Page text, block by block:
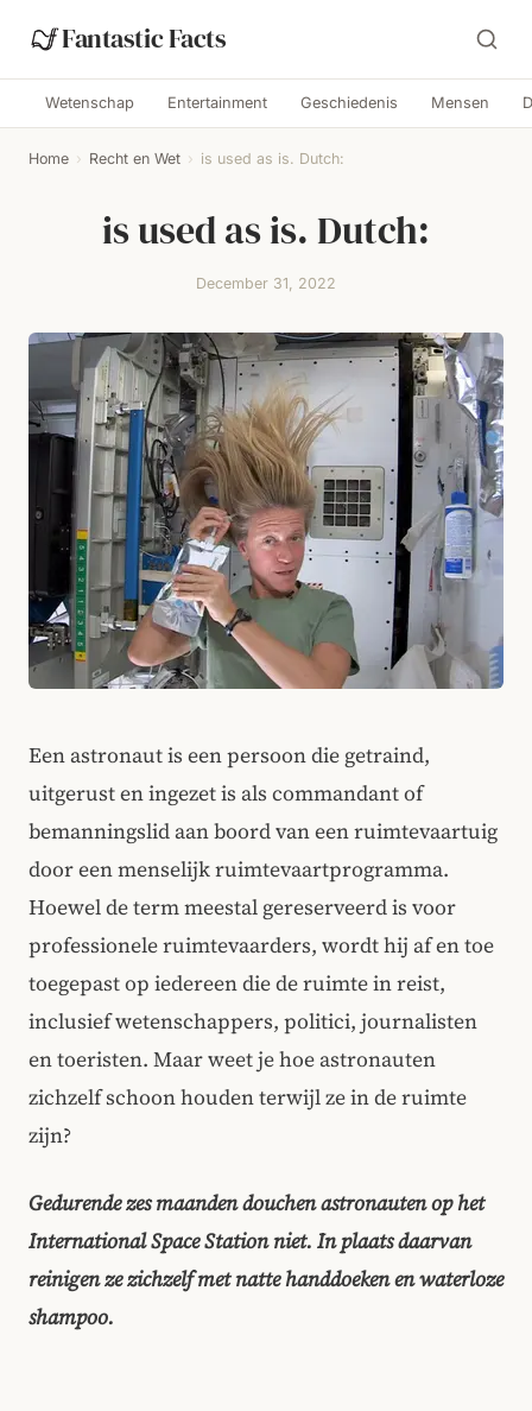
Fantastic Facts
Wetenschap Entertainment Geschiedenis Mensen
Home › Recht en Wet › is used as is. Dutch:
is used as is. Dutch:
December 31, 2022
Een astronaut is een persoon die getraind,
uitgerust en ingezet is als commandant of
bemanningslid aan boord van een ruimtevaartuig
door een menselijk ruimtevaartprogramma.
Hoewel de term meestal gereserveerd is voor
professionele ruimtevaarders, wordt hij af en toe
toegepast op iedereen die de ruimte in reist,
inclusief wetenschappers, politici, journalisten
en toeristen. Maar weet je hoe astronauten
zichzelf schoon houden terwijl ze in de ruimte
zijn?
Gedurende zes maanden douchen astronauten op het
International Space Station niet. In plaats daarvan
reinigen ze zichzelf met natte handdoeken en waterloze
shampoo.